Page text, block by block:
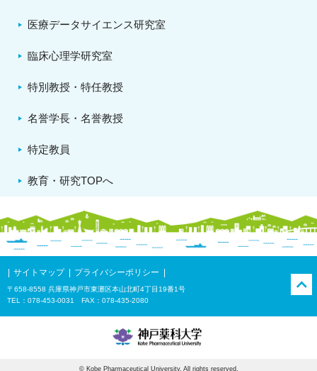
医療データサイエンス研究室
臨床心理学研究室
特別教授・特任教授
名誉学長・名誉教授
特定教員
教育・研究TOPへ
サイトマップ プライバシーポリシー
〒658-8558 兵庫県神戸市東灘区本山北町4丁目19番1号
TEL：078-453-0031 FAX：078-435-2080
© Kobe Pharmaceutical University, All rights reserved.